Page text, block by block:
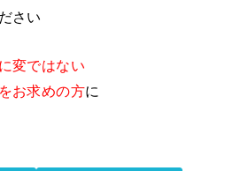
さい
変ではない
お求めの方に